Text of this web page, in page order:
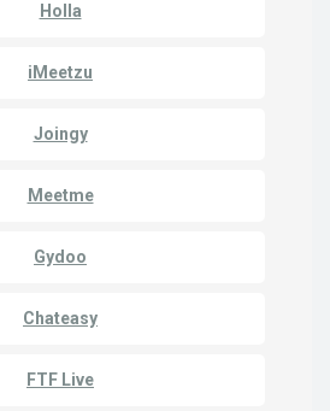
Holla
iMeetzu
Joingy
Meetme
Gydoo
Chateasy
FTF Live